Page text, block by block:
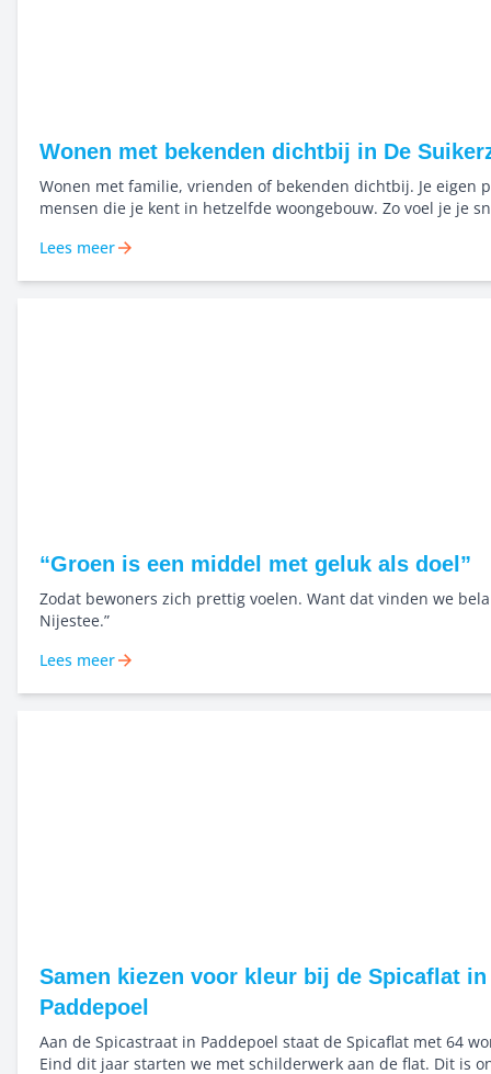
Wonen met bekenden dichtbij in De
Wonen met familie, vrienden of bekenden dichtbij. Je eigen
mensen die je kent in hetzelfde woongebouw. Zo voel je je
naar elkaar omkijken. Niet alleen starten, maar dichtbij
Lees meer
“Groen is een middel met geluk als doel”
Zodat bewoners zich prettig voelen. Want dat vinden we
Nijestee.”
Lees meer
Samen kiezen voor kleur bij de Spicaflat in
Paddepoel
Aan de Spicastraat in Paddepoel staat de Spicaflat met 64
Eind dit jaar starten we met schilderwerk aan de flat. Dit is